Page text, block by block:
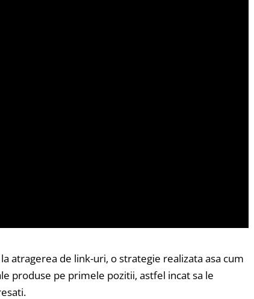
atragerea de link-uri, o strategie realizata asa cum
produse pe primele pozitii, astfel incat sa le